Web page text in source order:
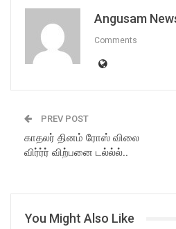
Angusam
Comments
PREV POST
காதலர் தினம் ரோஸ் விலை
விர்ர்ர் விற்பனை டல்ல்ல்..
You Might Also Like